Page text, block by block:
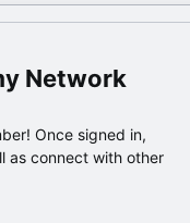
Network
Once signed in,
as connect with other